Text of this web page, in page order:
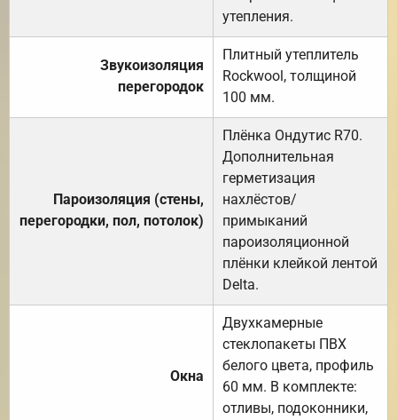
утепления.
Звукоизоляция
перегородок
Плитный утеплитель
Rockwool, толщиной
100 мм.
Пароизоляция (стены,
перегородки, пол, потолок)
Плёнка Ондутис R70.
Дополнительная
герметизация
нахлёстов/
примыканий
пароизоляционной
плёнки клейкой лентой
Delta.
Окна
Двухкамерные
стеклопакеты ПВХ
белого цвета, профиль
60 мм. В комплекте:
отливы, подоконники,